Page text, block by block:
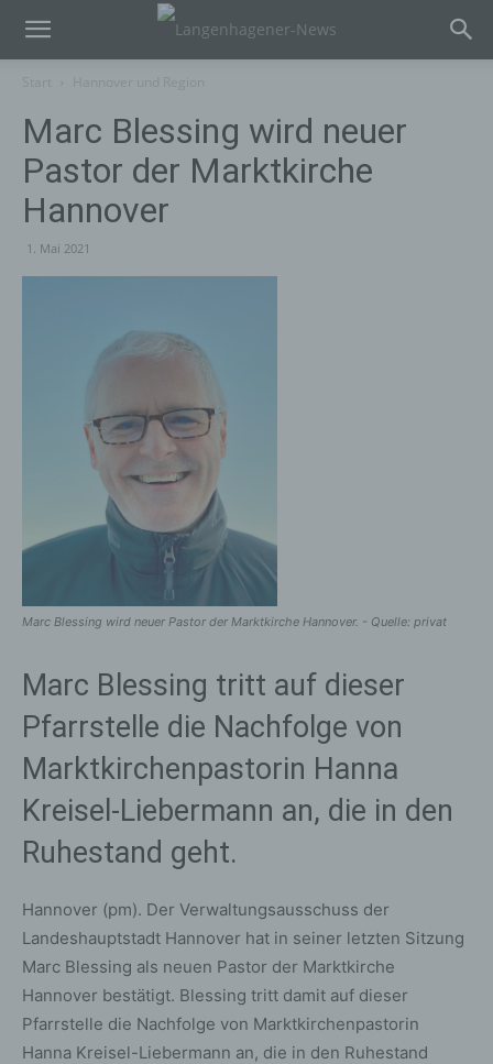
Marc Blessing wird neuer
Pastor der Marktkirche
Hannover
1. Mai 2021
Marc Blessing wird neuer Pastor der Marktkirche Hannover. - Quelle: privat
Marc Blessing tritt auf dieser
Pfarrstelle die Nachfolge von
Marktkirchenpastorin Hanna
Kreisel-Liebermann an, die in den
Ruhestand geht.
Hannover (pm). Der Verwaltungsausschuss der
Landeshauptstadt Hannover hat in seiner letzten Sitzung
Marc Blessing als neuen Pastor der Marktkirche
Hannover bestätigt. Blessing tritt damit auf dieser
Pfarrstelle die Nachfolge von Marktkirchenpastorin
Hanna Kreisel-Liebermann an, die in den Ruhestand